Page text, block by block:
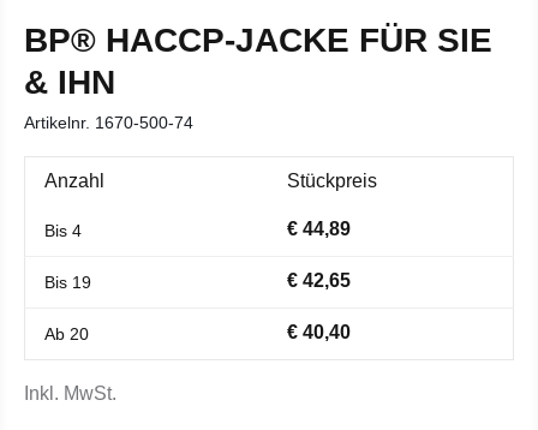
BP® HACCP-JACKE FÜR SIE
& IHN
Artikelnr. 1670-500-74
Anzahl Stückpreis
Bis 4 € 44,89
Bis 19 € 42,65
Ab 20 € 40,40
Inkl. MwSt.